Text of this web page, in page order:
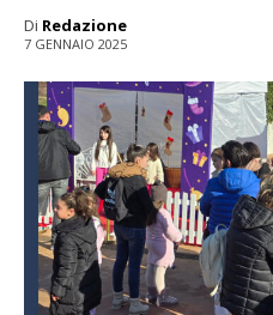
Di Redazione
7 GENNAIO 2025